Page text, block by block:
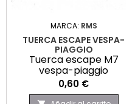
MARCA: RMS
TUERCA ESCAPE VESPA-
PIAGGIO
Tuerca escape M7
vespa-piaggio
Precio
0,60 €